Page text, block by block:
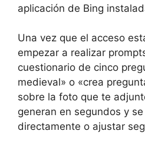
aplicación de Bing
Una vez que el acceso
empezar a realizar
cuestionario de cinco
medieval» o «crea
sobre la foto que te
generan en segundos y
directamente o ajustar